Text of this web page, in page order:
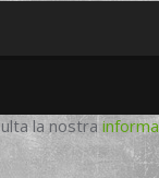
la nostra